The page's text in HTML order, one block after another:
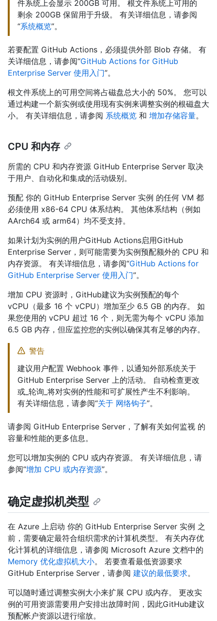
件系统上会显示 200GB 可用。 根文件系统上可用的
剩余 200GB 保留用于升级。 有关详细信息，请参阅
“系统概览”。
若要配置 GitHub Actions，必须提供外部 Blob 存储。 有
关详细信息，请参阅“GitHub Actions for GitHub
Enterprise Server 使用入门”。
根文件系统上的可用空间将占磁盘总大小的 50%。 您可以
通过构建一个新实例或使用现有实例来调整实例的根磁盘大
小。 有关详细信息，请参阅 系统概览 和 增加存储容量。
CPU 和内存
所需的 CPU 和内存资源 GitHub Enterprise Server 取决
于用户、自动化和集成的活动级别。
预配 你的 GitHub Enterprise Server 实例 的任何 VM 都
必须使用 x86-64 CPU 体系结构。 其他体系结构（例如
AArch64 或 arm64）均不受支持。
如果计划为实例的用户GitHub Actions启用GitHub
Enterprise Server，则可能需要为实例预配额外的 CPU 和
内存资源。 有关详细信息，请参阅“GitHub Actions for
GitHub Enterprise Server 使用入门”。
增加 CPU 资源时，GitHub建议为实例预配的每个
vCPU（最多 16 个 vCPU）增加至少 6.5 GB 的内存。 如
果您使用的 vCPU 超过 16 个，则无需为每个 vCPU 添加
6.5 GB 内存，但应监控您的实例以确保其有足够的内存。
警告
建议用户配置 Webhook 事件，以通知外部系统关于
GitHub Enterprise Server 上的活动。 自动检查更改
或_轮询_将对实例的性能和可扩展性产生不利影响。
有关详细信息，请参阅“关于 网络钩子”。
请参阅 GitHub Enterprise Server，了解有关如何监视 的
容量和性能的更多信息。
您可以增加实例的 CPU 或内存资源。 有关详细信息，请
参阅“增加 CPU 或内存资源”。
确定虚拟机类型
在 Azure 上启动 你的 GitHub Enterprise Server 实例 之
前，需要确定最符合组织需求的计算机类型。 有关内存优
化计算机的详细信息，请参阅 Microsoft Azure 文档中的
Memory 优化虚拟机大小。 若要查看最低资源要求
GitHub Enterprise Server，请参阅 建议的最低要求。
可以随时通过调整实例大小来扩展 CPU 或内存。 更改实
例的可用资源需要用户安排出故障时间，因此GitHub建议
预配帐户资源以进行缩放。